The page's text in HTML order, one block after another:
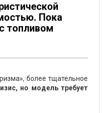
Пока
топливом
более тщательное
но модель требует